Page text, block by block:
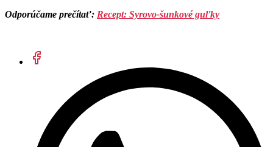
Odporúčame prečítať: Recept: Syrovo-šunkové guľky